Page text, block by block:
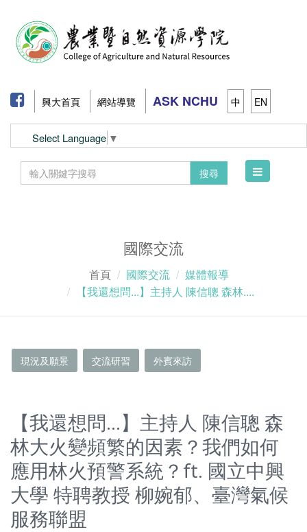
興大首頁 網站導覽 ASK NCHU 中 EN
Select Language ▼
搜尋
Toggle
國際交流
首頁 國際交流
媒體報導
【我還想問...】主持人 陳信聰 森林....
現況及願景 交流研習 外賓來訪
【我還想問...】主持人 陳信聰 森
林大火變頻繁的因素？我們如何
應用林火預警系統？ft. 國立中興
大學 特聘教授 柳婉郁、臺灣氣候
服務聯盟